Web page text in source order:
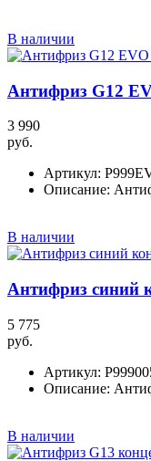
В наличии
Антифриз G12
3 990
руб.
Артикул:
Описание:
В наличии
Антифриз синий
5 775
руб.
Артикул:
Описание:
В наличии